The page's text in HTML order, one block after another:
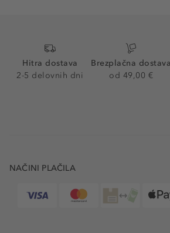
Hitra dostava
2-5 delovnih dni
Brezplačna dostava
od 49,00 €
NAČINI PLAČILA